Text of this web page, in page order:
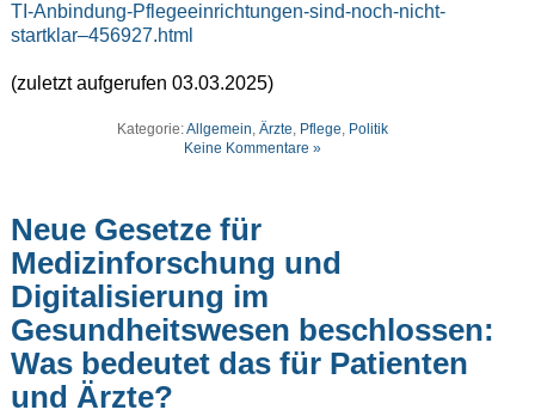
TI-Anbindung-Pflegeeinrichtungen-sind-noch-nicht-
startklar–456927.html
(zuletzt aufgerufen 03.03.2025)
Kategorie:Allgemein,Ärzte, Pflege, Politik
Keine Kommentare »
Neue Gesetze für
Medizinforschung und
Digitalisierung im
Gesundheitswesen beschlossen:
Was bedeutet das für Patienten
und Ärzte?